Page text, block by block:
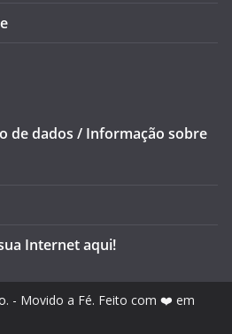
de dados / Informação sobre
Internet aqui!
. - Movido a Fé. Feito com ❤️ em